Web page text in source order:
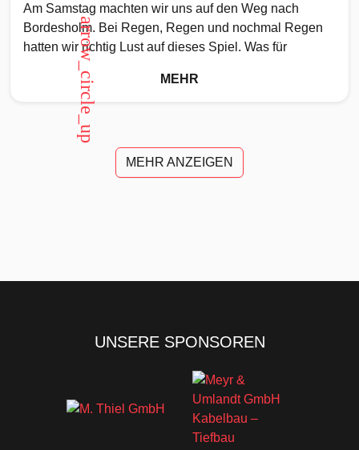
Am Samstag machten wir uns auf den Weg nach
Bordesholm. Bei Regen, Regen und nochmal Regen
hatten wir richtig Lust auf dieses Spiel. Was für
arrow_circle_up MEHR
MEHR ANZEIGEN
UNSERE SPONSOREN